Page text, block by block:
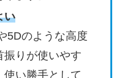
い
5Dのような高度
振りが使いやす
使い勝手として